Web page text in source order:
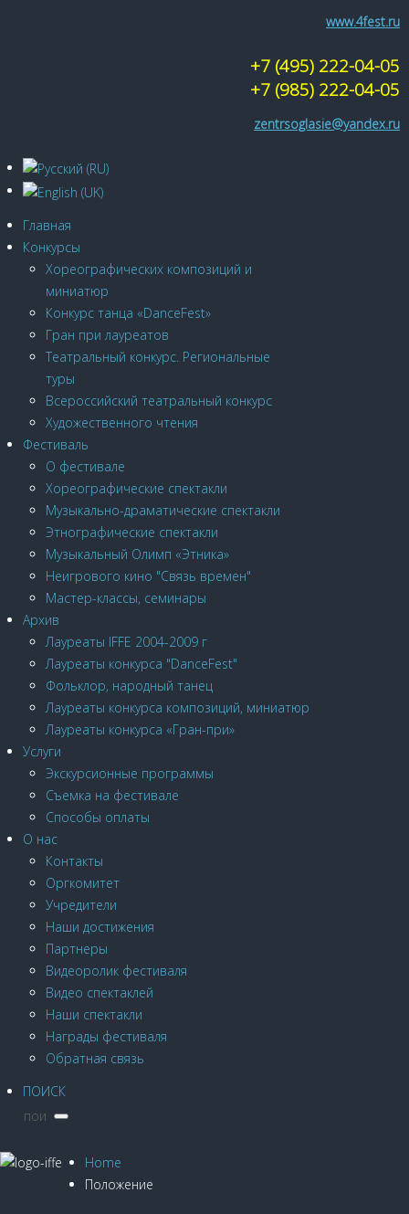
www.4fest.ru
+7 (495) 222-04-05
+7 (985) 222-04-05
zentrsoglasie@yandex.ru
Главная
Конкурсы
Хореографических композиций и
миниатюр
Конкурс танца «DanceFest»
Гран при лауреатов
Театральный конкурс. Региональные
туры
Всероссийский театральный конкурс
Художественного чтения
Фестиваль
О фестивале
Хореографические спектакли
Музыкально-драматические спектакли
Этнографические спектакли
Музыкальный Олимп «Этника»
Неигрового кино "Связь времен"
Мастер-классы, семинары
Архив
Лауреаты IFFE 2004-2009 г
Лауреаты конкурса "DanceFest"
Фольклор, народный танец
Лауреаты конкурса композиций, миниатюр
Лауреаты конкурса «Гран-при»
Услуги
Экскурсионные программы
Cъемка на фестивале
Способы оплаты
О нас
Контакты
Оргкомитет
Учредители
Наши достижения
Партнеры
Видеоролик фестиваля
Видео спектаклей
Наши спектакли
Награды фестиваля
Обратная связь
ПОИСК
Home
Положение